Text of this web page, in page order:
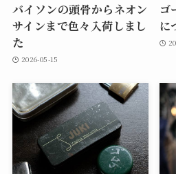
バイソンの頭骨からネオン
サインまで色々入荷しまし
た
2026-05-15
ゴ
に